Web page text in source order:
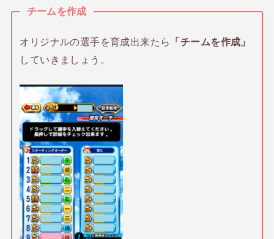
チームを作成
オリジナルの選手を育成出来たら
「チームを作成」
していきましょう。